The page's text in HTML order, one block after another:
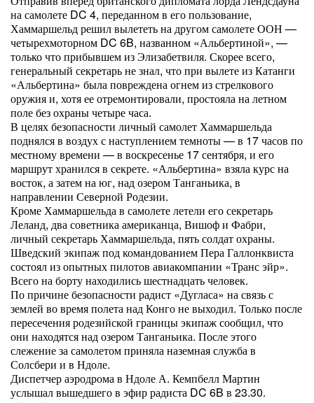
на самолете DC 4, переданном в его пользование,
Хаммаршельд решил вылететь на другом самолете ООН —
четырехмоторном DC 6B, названном «Альбертиной», —
только что прибывшем из Элизабетвиля. Скорее всего,
генеральный секретарь не знал, что при вылете из Катанги
«Альбертина» была повреждена огнем из стрелкового
оружия и, хотя ее отремонтировали, простояла на летном
поле без охраны четыре часа.
В целях безопасности личный самолет Хаммаршельда
поднялся в воздух с наступлением темноты — в 17 часов по
местному времени — в воскресенье 17 сентября, и его
маршрут хранился в секрете. «Альбертина» взяла курс на
восток, а затем на юг, над озером Танганьика, в
направлении Северной Родезии.
Кроме Хаммаршельда в самолете летели его секретарь
Леланд, два советника американца, Вишоф и Фабри,
личный секретарь Хаммаршельда, пять солдат охраны.
Шведский экипаж под командованием Пера Галлонквиста
состоял из опытных пилотов авиакомпании «Транс эйр».
Всего на борту находились шестнадцать человек.
По причине безопасности радист «Дугласа» на связь с
землей во время полета над Конго не выходил. Только после
пересечения родезийской границы экипаж сообщил, что
они находятся над озером Танганьика. После этого
слежение за самолетом приняла наземная служба в
Солсбери и в Ндоле.
Диспетчер аэродрома в Ндоле А. Кемпбелл Мартин
услышал вышедшего в эфир радиста DC 6B в 23.30.